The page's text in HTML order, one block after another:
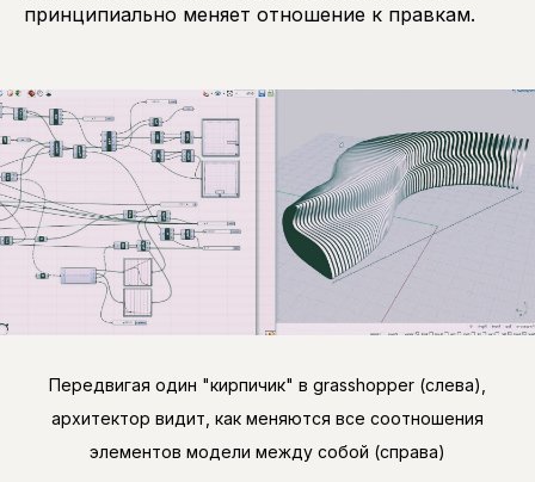
принципиально меняет отношение к правкам.
Передвигая один "кирпичик" в grasshopper (слева),
архитектор видит, как меняются все соотношения
элементов модели между собой (справа)